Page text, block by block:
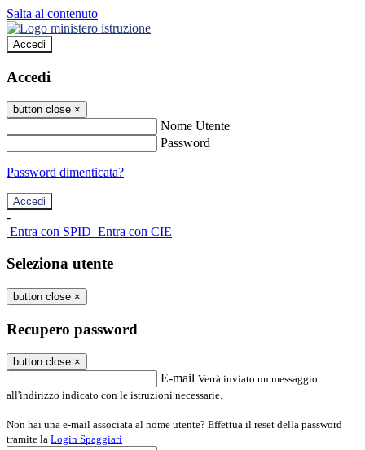
Salta al contenuto
Accedi
Accedi
button close ×
Nome Utente
Password
Password dimenticata?
-
Entra con SPID Entra con CIE
Seleziona utente
button close ×
Recupero password
button close ×
E-mail Verrà inviato un messaggio
all'indirizzo indicato con le istruzioni necessarie.
Non hai una e-mail associata al nome utente? Effettua il reset della password
tramite la Login Spaggiari